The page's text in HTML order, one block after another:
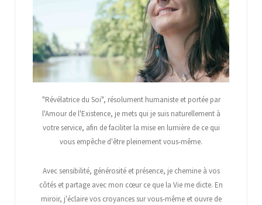
"Révélatrice du Soi", résolument humaniste et portée par
l'Amour de l'Existence, je mets qui je suis naturellement à
votre service, afin de faciliter la mise en lumière de ce qui
vous empêche d'être pleinement vous-même.
Avec sensibilité, générosité et présence, je chemine à vos
côtés et partage avec mon cœur ce que la Vie me dicte. En
miroir, j'éclaire vos croyances sur vous-même et ouvre de